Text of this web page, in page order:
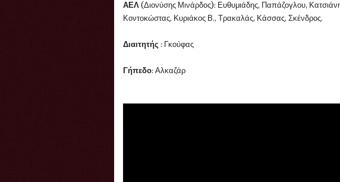
ΑΕΛ (Διονύσης Μινάρδος): Ευθυμιάδης, Παπάζογλου,
Κοντοκώστας, Κυριάκος Β., Τρακαλάς, Κάσσας, Σκένδρος.
Διαιτητής : Γκούφας
Γήπεδο: Αλκαζάρ